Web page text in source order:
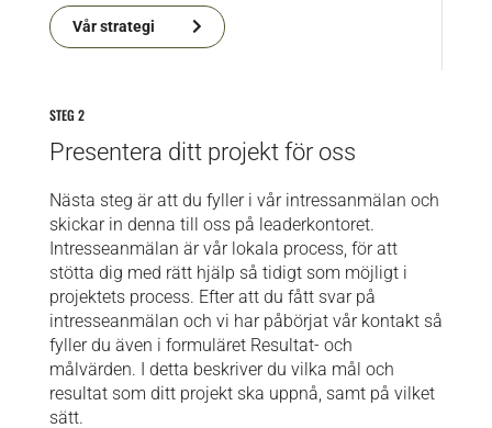
Vår strategi
STEG 2
Presentera ditt projekt för oss
Nästa steg är att du fyller i vår intressanmälan och
skickar in denna till oss på leaderkontoret.
Intresseanmälan är vår lokala process, för att
stötta dig med rätt hjälp så tidigt som möjligt i
projektets process. Efter att du fått svar på
intresseanmälan och vi har påbörjat vår kontakt så
fyller du även i formuläret Resultat- och
målvärden. I detta beskriver du vilka mål och
resultat som ditt projekt ska uppnå, samt på vilket
sätt.